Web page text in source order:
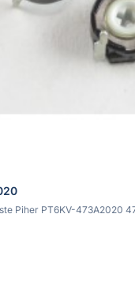
Piher PT6KV-473A2020